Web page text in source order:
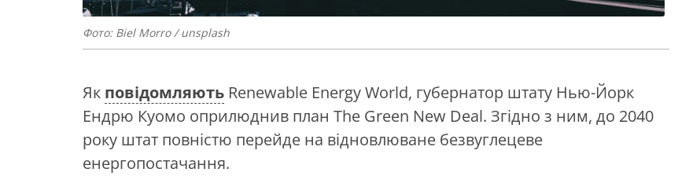
Фото: Biel Morro / unsplash
Як повідомляють Renewable Energy World, губернатор штату Нью-Йорк
Ендрю Куомо оприлюднив план The Green New Deal. Згідно з ним, до 2040
року штат повністю перейде на відновлюване безвуглецеве
енергопостачання.